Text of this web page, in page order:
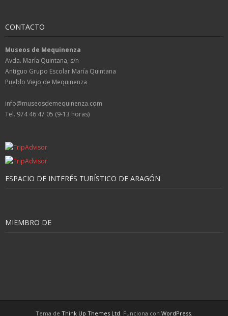
CONTACTO
Museos de Mequinenza
Avda. María Quintana, s/n
Antiguo Grupo Escolar María Quintana
Pueblo Viejo de Mequinenza
info@museosdemequinenza.com
Tel. 974 46 47 05 (9-13 horas)
ESPACIO DE INTERÉS TURÍSTICO DE ARAGÓN
MIEMBRO DE
Tema de Think Up Themes Ltd . Funciona con WordPress